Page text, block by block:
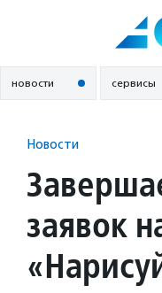
новости сервисы
Новости
заявок